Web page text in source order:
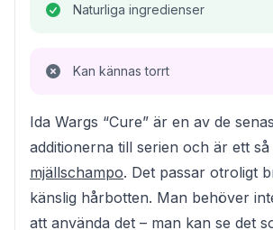
Naturliga ingredienser
Kan kännas torrt
Ida Wargs “Cure” är en av de
additionerna till serien och är ett
mjällschampo. Det passar otroligt
känslig hårbotten. Man behöver
att använda det – man kan se det